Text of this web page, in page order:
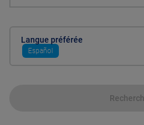
Langue préférée
Español